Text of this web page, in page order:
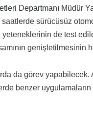
Departmanı Müdür
sürücüsüz
de test
genişletilmesinin
da görev yapabilecek.
benzer